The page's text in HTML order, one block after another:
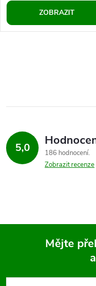
ZOBRAZIT
5,0
186 hodnocení
Zobrazit recenze
Mějte